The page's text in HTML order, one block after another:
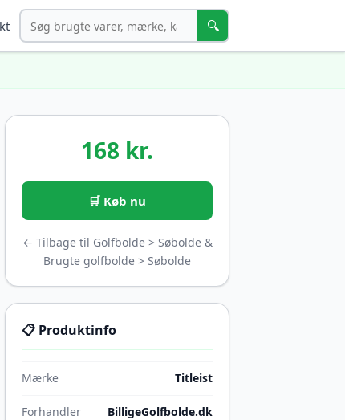
Søg 🔍
168 kr.
🛒 Køb nu
← Tilbage til Golfbolde > Søbolde &
Brugte golfbolde > Søbolde
📋 Produktinfo
Mærke Titleist
Forhandler BilligeGolfbolde.dk